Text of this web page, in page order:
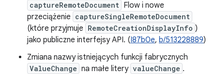
captureRemoteDocument Flow i nowe
przeciążenie captureSingleRemoteDocument
(które przyjmuje RemoteCreationDisplayInfo )
jako publiczne interfejsy API. (I87b0e, b/513228889)
Zmiana nazwy istniejących funkcji fabrycznych
ValueChange na małe litery valueChange .